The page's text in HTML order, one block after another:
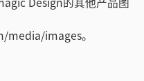
images。